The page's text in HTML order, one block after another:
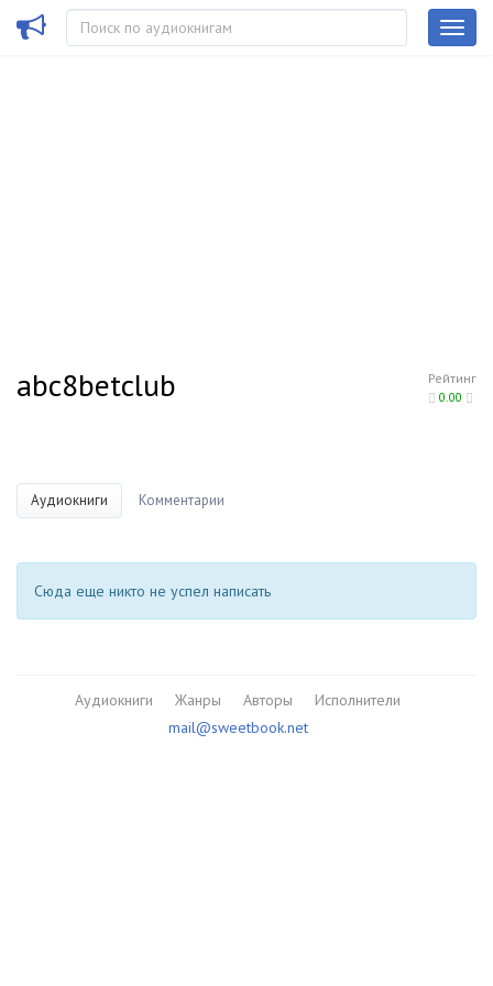
Рейтинг
0.00
abc8betclub
Аудиокниги Комментарии
Сюда еще никто не успел написать
Аудиокниги Жанры Авторы
Исполнители
mail@sweetbook.net